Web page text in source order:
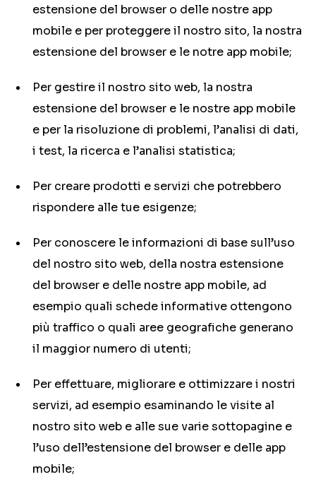
estensione del browser o delle nostre app
mobile e per proteggere il nostro sito, la nostra
estensione del browser e le notre app mobile;
Per gestire il nostro sito web, la nostra
estensione del browser e le nostre app mobile
e per la risoluzione di problemi, l’analisi di dati,
i test, la ricerca e l’analisi statistica;
Per creare prodotti e servizi che potrebbero
rispondere alle tue esigenze;
Per conoscere le informazioni di base sull’uso
del nostro sito web, della nostra estensione
del browser e delle nostre app mobile, ad
esempio quali schede informative ottengono
più traffico o quali aree geografiche generano
il maggior numero di utenti;
Per effettuare, migliorare e ottimizzare i nostri
servizi, ad esempio esaminando le visite al
nostro sito web e alle sue varie sottopagine e
l’uso dell’estensione del browser e delle app
mobile;